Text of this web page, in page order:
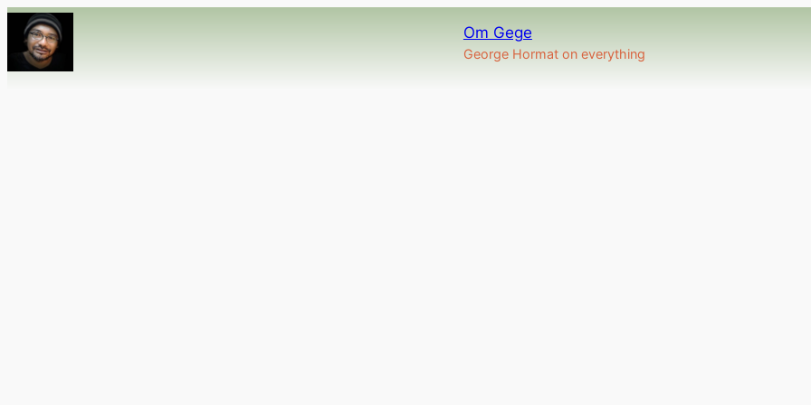
Om Gege
George Hormat on everything